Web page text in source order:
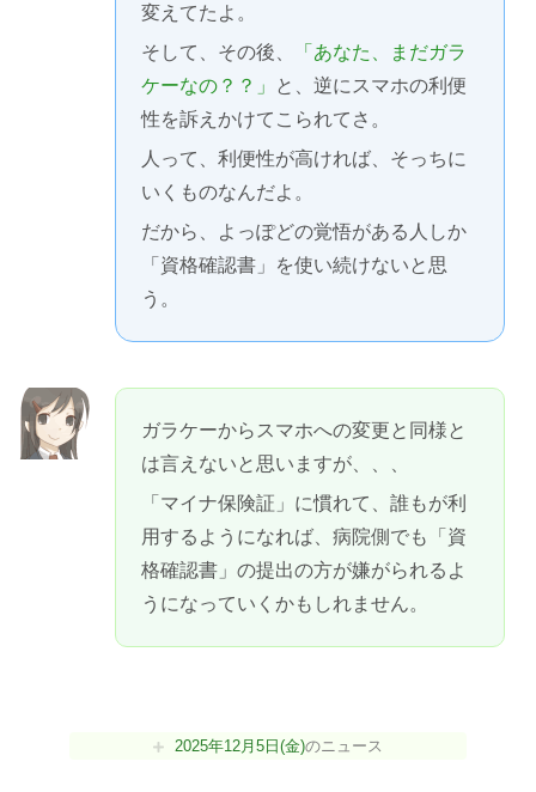
変えてたよ。
そして、その後、
「あなた、まだガラ
ケーなの？？」
と、逆にスマホの利便
性を訴えかけてこられてさ。
人って、利便性が高ければ、そっちに
いくものなんだよ。
だから、よっぽどの覚悟がある人しか
「資格確認書」を使い続けないと思
う。
ガラケーからスマホへの変更と同様と
は言えないと思いますが、、、
「マイナ保険証」に慣れて、誰もが利
用するようになれば、病院側でも「資
格確認書」の提出の方が嫌がられるよ
うになっていくかもしれません。
2025年12月5日(金)のニュース